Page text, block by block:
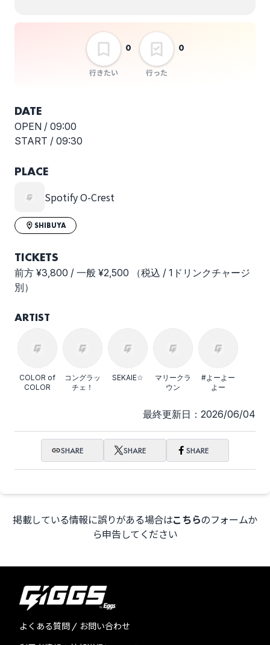
行きたい
0
行った
0
DATE
OPEN / 09:00
START / 09:30
PLACE
Spotify O-Crest
SHIBUYA
TICKETS
前方 ¥3,800 / 一般 ¥2,500 （税込 / 1ドリンクチャージ
別）
ARTIST
COLOR of
COLOR
コングラッ
チェ！
SEKAIE☆
マリークラ
ウン
#よーよー
よー
最終更新日：2026/06/04
SHARE SHARE SHARE
掲載している情報に誤りがある場合はこちらのフォームか
ら申告してください
よくある質問 / お問い合わせ